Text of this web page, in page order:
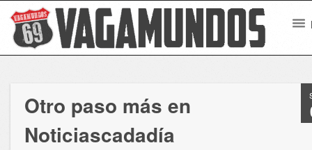
Otro paso más en
Noticiascadadía